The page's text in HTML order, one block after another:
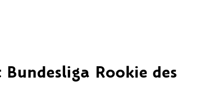
Rookie des